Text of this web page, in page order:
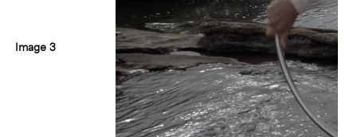
Image 3